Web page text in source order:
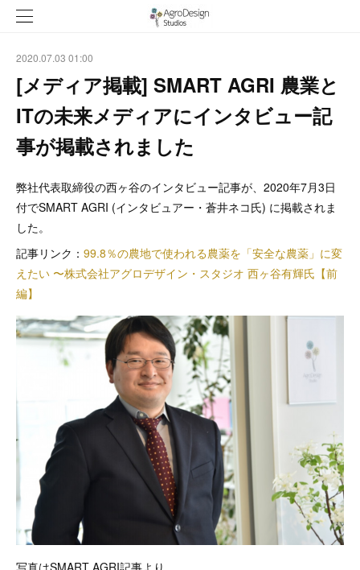
2020.07.03 01:00
[メディア掲載] SMART AGRI 農業と
ITの未来メディアにインタビュー記
事が掲載されました
弊社代表取締役の西ヶ谷のインタビュー記事が、2020年7月3日
付でSMART AGRI (インタビュアー・蒼井ネコ氏) に掲載されま
した。
記事リンク： 99.8％の農地で使われる農薬を「安全な農薬」に変
えたい 〜株式会社アグロデザイン・スタジオ 西ヶ谷有輝氏【前
編】
写真はSMART AGRI記事より